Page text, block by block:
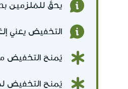
يحقّ للمُلزمين
التخفيض يعني
يُمنح التخفيض
يُمنح التخفيض لمدة 3 أشهر فقط من موعد إرسال تفاصيل